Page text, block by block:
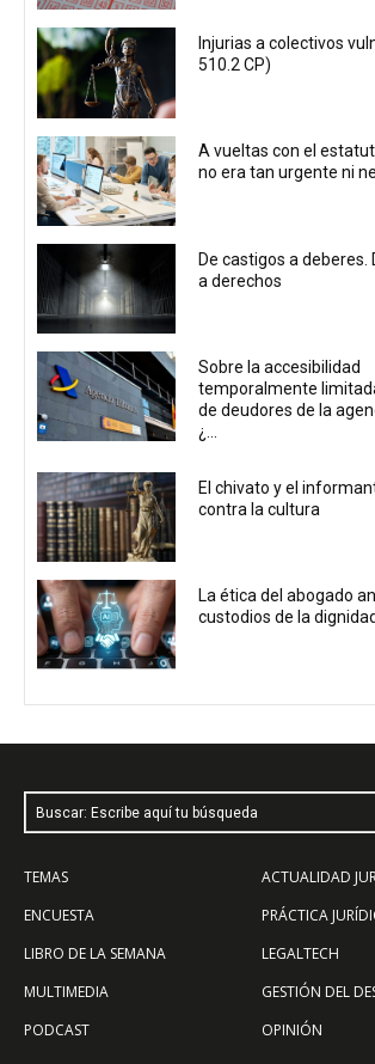
Injurias a colectivos
510.2 CP)
A vueltas con el
no era tan urgente ni
De castigos a deberes.
a derechos
Sobre la accesibilidad
temporalmente
de deudores de la
¿...
El chivato y el
contra la cultura
La ética del abogado
custodios de la
Buscar: Escribe aquí tu búsqueda
TEMAS
ENCUESTA
LIBRO DE LA SEMANA
MULTIMEDIA
PODCAST
ACTUALIDAD
PRÁCTICA
LEGALTECH
GESTIÓN DEL
OPINIÓN